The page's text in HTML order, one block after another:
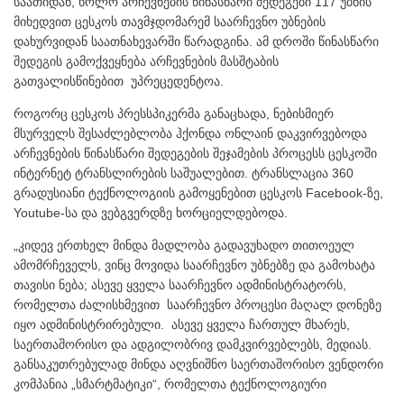
მიხედვით ცესკოს თავმჯდომარემ საარჩევნო უბნების
დახურვიდან საათნახევარში წარადგინა. ამ დროში წინასწარი
შედეგის გამოქვეყნება არჩევნების მასშტაბის
გათვალისწინებით უპრეცედენტოა.
როგორც ცესკოს პრესსპიკერმა განაცხადა, ნებისმიერ
მსურველს შესაძლებლობა ჰქონდა ონლაინ დაკვირვებოდა
არჩევნების წინასწარი შედეგების შეჯამების პროცესს ცესკოში
ინტერნეტ ტრანსლირების საშუალებით. ტრანსლაცია 360
გრადუსიანი ტექნოლოგიის გამოყენებით ცესკოს Facebook-ზე,
Youtube-სა და ვებგვერდზე ხორციელდებოდა.
„კიდევ ერთხელ მინდა მადლობა გადავუხადო თითოეულ
ამომრჩეველს, ვინც მოვიდა საარჩევნო უბნებზე და გამოხატა
თავისი ნება; ასევე ყველა საარჩევნო ადმინისტრატორს,
რომელთა ძალისხმევით საარჩევნო პროცესი მაღალ დონეზე
იყო ადმინისტრირებული. ასევე ყველა ჩართულ მხარეს,
საერთაშორისო და ადგილობრივ დამკვირვებლებს, მედიას.
განსაკუთრებულად მინდა აღვნიშნო საერთაშორისო ვენდორი
კომპანია „სმარტმატიკი“, რომელთა ტექნოლოგიური